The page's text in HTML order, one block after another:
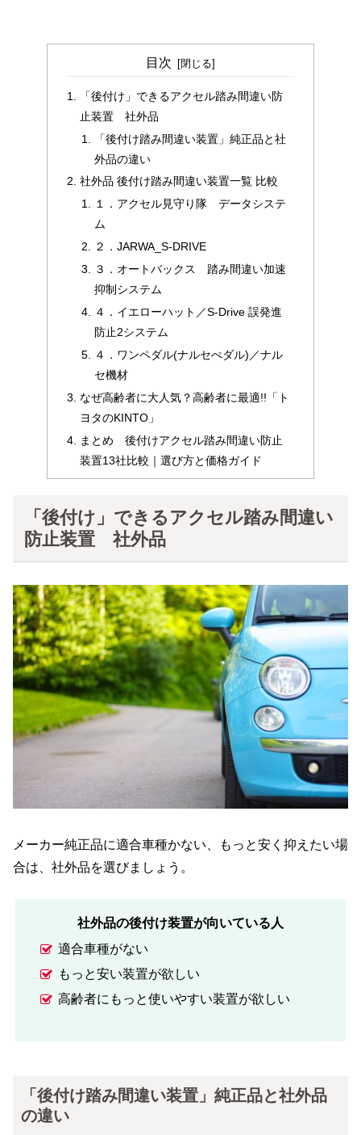
目次
「後付け」できるアクセル踏み間違い防
止装置 社外品
「後付け踏み間違い装置」純正品と社
外品の違い
社外品 後付け踏み間違い装置一覧 比較
１．アクセル見守り隊 データシステ
ム
２．JARWA_S-DRIVE
３．オートバックス 踏み間違い加速
抑制システム
４．イエローハット／S-Drive 誤発進
防止2システム
４．ワンペダル(ナルセぺダル)／ナル
セ機材
なぜ高齢者に大人気？高齢者に最適!!「ト
ヨタのKINTO」
まとめ 後付けアクセル踏み間違い防止
装置13社比較｜選び方と価格ガイド
「後付け」できるアクセル踏み間違い
防止装置 社外品
メーカー純正品に適合車種かない、もっと安く抑えたい場
合は、社外品を選びましょう。
社外品の後付け装置が向いている人
適合車種がない
もっと安い装置が欲しい
高齢者にもっと使いやすい装置が欲しい
「後付け踏み間違い装置」純正品と社外品
の違い